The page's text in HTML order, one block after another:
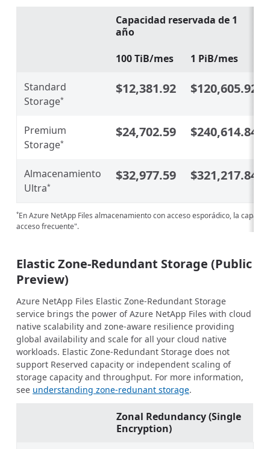
Capacidad reservada de 1
año
100 TiB/mes
1 PiB/mes
Standard
Storage*
$12,381.92 $120,605.92
Premium
Storage*
$24,702.59 $240,614.84
Almacenamiento
Ultra*
$32,977.59 $321,217.84
*En Azure NetApp Files almacenamiento con acceso esporádico, la
acceso frecuente".
Elastic Zone-Redundant Storage (Public
Preview)
Azure NetApp Files Elastic Zone-Redundant Storage
service brings the power of Azure NetApp Files with cloud
native scalability and zone-aware resilience providing
global availability and scale for all your cloud native
workloads. Elastic Zone-Redundant Storage does not
support Reserved capacity or independent scaling of
storage capacity and throughput. For more information,
see understanding zone-redunant storage.
Zonal Redundancy (Single
Encryption)